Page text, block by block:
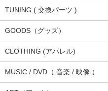
TUNING ( 交換パーツ )
GOODS（グッズ）
CLOTHING (アパレル)
MUSIC / DVD（ 音楽 / 映像 ）